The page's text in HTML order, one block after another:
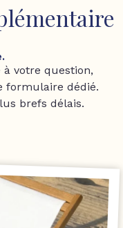
votre question,
formulaire dédié.
brefs délais.